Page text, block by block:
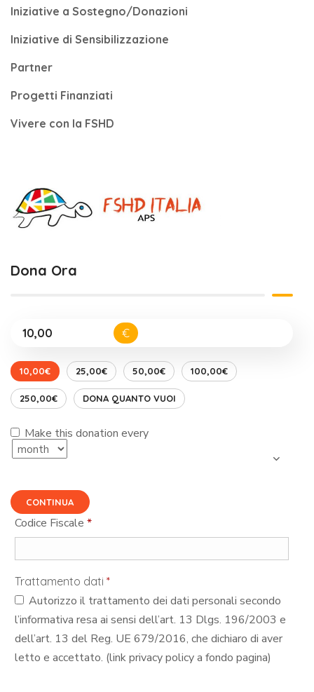
Iniziative a Sostegno/Donazioni
Iniziative di Sensibilizzazione
Partner
Progetti Finanziati
Vivere con la FSHD
Dona Ora
€
10,00€ 25,00€ 50,00€ 100,00€
250,00€ DONA QUANTO VUOI
Make this donation every
CONTINUA
Codice Fiscale*
Trattamento dati*
Autorizzo il trattamento dei dati personali secondo
l’informativa resa ai sensi dell’art. 13 Dlgs. 196/2003 e
dell’art. 13 del Reg. UE 679/2016, che dichiaro di aver
letto e accettato. (link privacy policy a fondo pagina)